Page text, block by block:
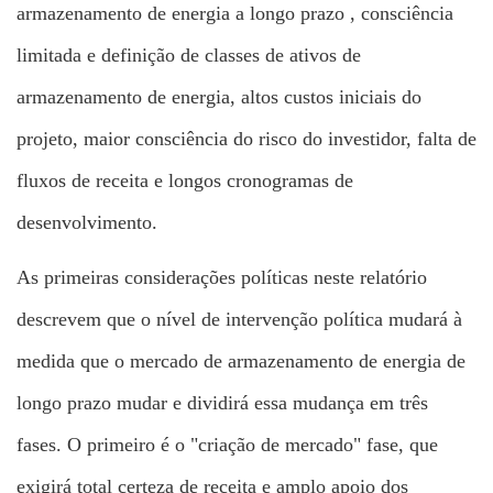
armazenamento de energia a longo prazo , consciência
limitada e definição de classes de ativos de
armazenamento de energia, altos custos iniciais do
projeto, maior consciência do risco do investidor, falta de
fluxos de receita e longos cronogramas de
desenvolvimento.
As primeiras considerações políticas neste relatório
descrevem que o nível de intervenção política mudará à
medida que o mercado de armazenamento de energia de
longo prazo mudar e dividirá essa mudança em três
fases. O primeiro é o "criação de mercado" fase, que
exigirá total certeza de receita e amplo apoio dos